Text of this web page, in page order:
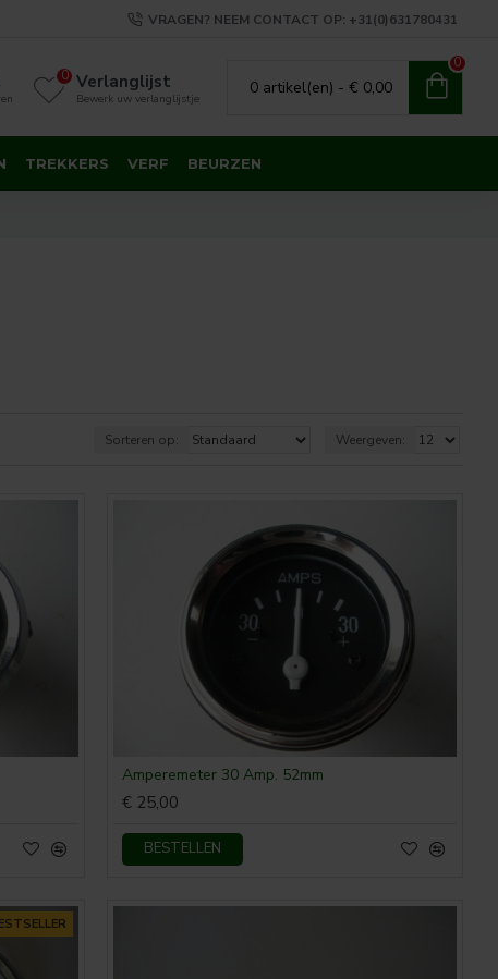
VRAGEN? NEEM CONTACT OP: +31(0)631780431
Verlanglijst
Bewerk uw verlanglijstje
0
0 artikel(en) - € 0,00
0
TREKKERS VERF BEURZEN
Sorteren op: Weergeven:
Amperemeter 30 Amp. 52mm
€ 25,00
BESTELLEN